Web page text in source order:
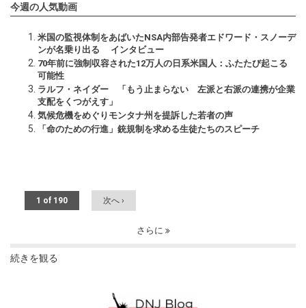
今週の人気動画
米国の監視体制をあばいたNSA内部告発者エドワード・スノーデ
ンが名乗り出る インタビュー
70年前に強制収容された12万人の日系米国人：ふたたび起こる
可能性
ラルフ・ネイダー 「もう止まらない 左派と右派の連携が企業
支配をくつがえす」
気候危機をめぐりモンタナ州を提訴した若者の声
「命のための行進」銃規制を求める生徒たちのスピーチ
1 of 190 次へ ›
さらに
続きを観る